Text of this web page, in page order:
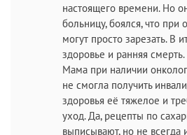
настоящего времени. Но
больницу, боялся, что при
могут просто зарезать. В
здоровье и ранняя смерть.
Мама при наличии
не смогла получить
здоровья её тяжелое и
уход. Да, рецепты по
выписывают, но не всегда